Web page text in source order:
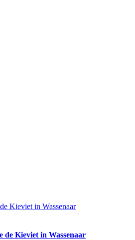
Kieviet in Wassenaar
Kieviet in Wassenaar